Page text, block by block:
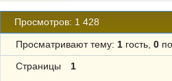
Просмотров: 1 428
Просматривают тему: 1гость, 0
Страницы
1